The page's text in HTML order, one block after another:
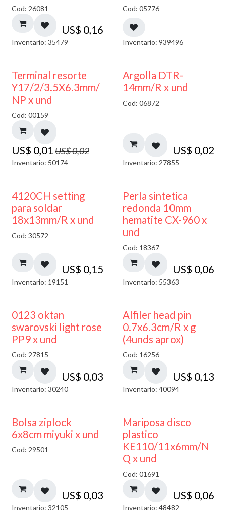
Cod: 26081
US$ 0,16
Inventario: 35479
Cod: 05776
Inventario: 939496
50% DESCUENTO
Terminal resorte
Y17/2/3.5X6.3mm/
NP x und
Cod: 00159
US$ 0,01 US$0,02
Inventario: 50174
Argolla DTR-
14mm/R x und
Cod: 06872
US$ 0,02
Inventario: 27855
4120CH setting
para soldar
18x13mm/R x und
Cod: 30572
US$ 0,15
Inventario: 19151
Perla sintetica
redonda 10mm
hematite CX-960 x
und
Cod: 18367
US$ 0,06
Inventario: 55363
0123 oktan
swarovski light rose
PP9 x und
Cod: 27815
US$ 0,03
Inventario: 30240
Alfiler head pin
0.7x6.3cm/R x g
(4unds aprox)
Cod: 16256
US$ 0,13
Inventario: 40094
¡NUEVO!
Bolsa ziplock
6x8cm miyuki x und
Cod: 29501
US$ 0,03
Inventario: 32105
Mariposa disco
plastico
KE110/11x6mm/N
Q x und
Cod: 01691
US$ 0,06
Inventario: 48482